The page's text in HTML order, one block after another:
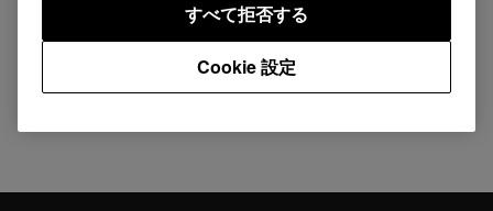
ニュース一覧に戻る
Cookie 設定
すべて拒否する